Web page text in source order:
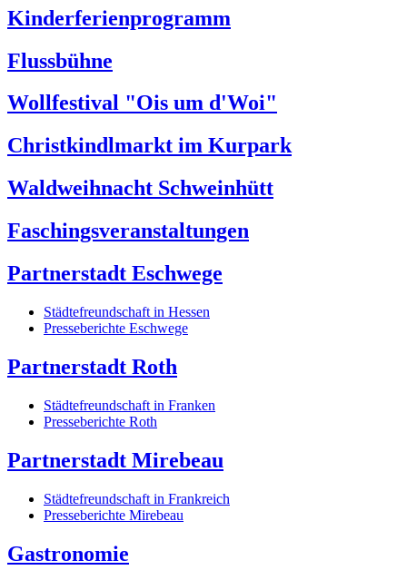
Kinderferienprogramm
Flussbühne
Wollfestival "Ois um d'Woi"
Christkindlmarkt im Kurpark
Waldweihnacht Schweinhütt
Faschingsveranstaltungen
Partnerstadt Eschwege
Städtefreundschaft in Hessen
Presseberichte Eschwege
Partnerstadt Roth
Städtefreundschaft in Franken
Presseberichte Roth
Partnerstadt Mirebeau
Städtefreundschaft in Frankreich
Presseberichte Mirebeau
Gastronomie